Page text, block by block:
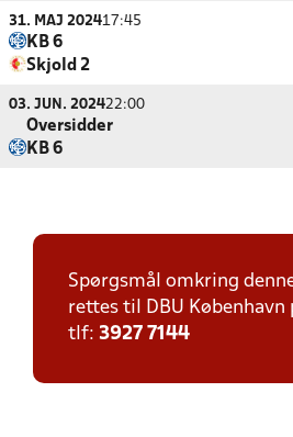
31. MAJ 202417:45
KB 6
Skjold 2
03. JUN. 202422:00
Oversidder
KB 6
Spørgsmål omkring
rettes til DBU København
tlf: 3927 7144